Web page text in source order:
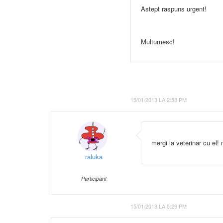
Astept raspuns urgent!
Multumesc!
15/01/2013 LA 2:58 PM
raluka
Participant
mergi la veterinar cu el!
15/01/2013 LA 5:29 PM